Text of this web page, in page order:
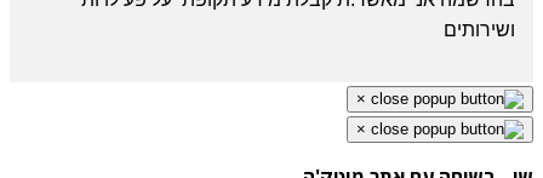
ושירותים
×
×